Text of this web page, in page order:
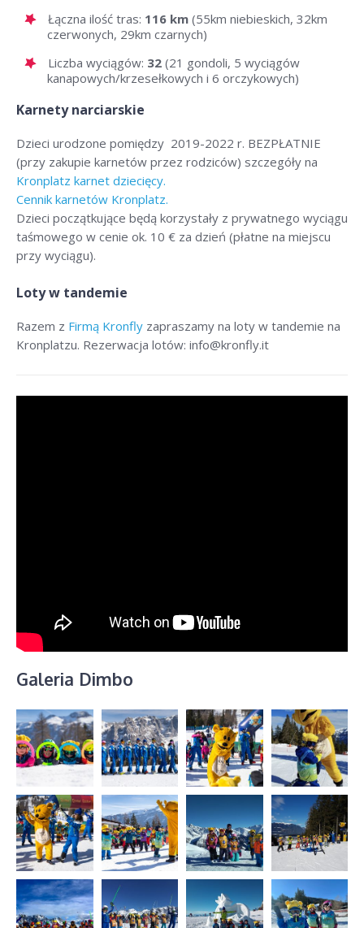
Łączna ilość tras: 116 km (55km niebieskich, 32km
czerwonych, 29km czarnych)
Liczba wyciągów: 32 (21 gondoli, 5 wyciągów
kanapowych/krzesełkowych i 6 orczykowych)
Karnety narciarskie
Dzieci urodzone pomiędzy 2019-2022 r. BEZPŁATNIE
(przy zakupie karnetów przez rodziców) szczegóły na
Kronplatz karnet dziecięcy.
Cennik karnetów Kronplatz.
Dzieci początkujące będą korzystały z prywatnego wyciągu
taśmowego w cenie ok. 10 € za dzień (płatne na miejscu
przy wyciągu).
Loty w tandemie
Razem z Firmą Kronfly zapraszamy na loty w tandemie na
Kronplatzu. Rezerwacja lotów: info@kronfly.it
Galeria Dimbo